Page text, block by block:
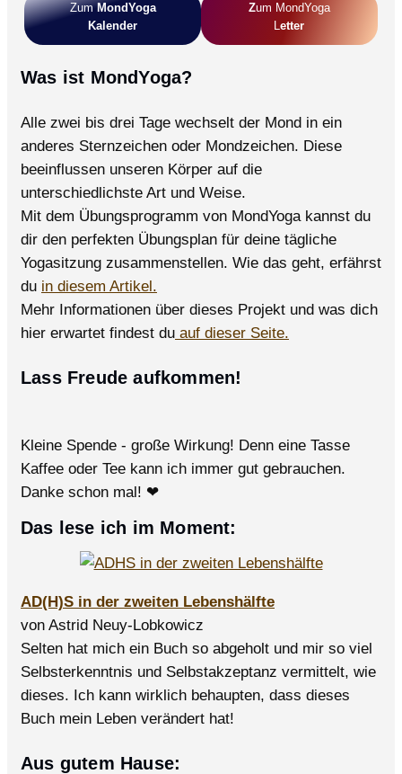
ZumMondYoga
Kalender
ZUm MondYoga
LEtter
Was ist MondYoga?
Alle zwei bis drei Tage wechselt der Mond in ein
anderes Sternzeichen oder Mondzeichen. Diese
beeinflussen unseren Körper auf die
unterschiedlichste Art und Weise.
Mit dem Übungsprogramm von MondYoga kannst du
dir den perfekten Übungsplan für deine tägliche
Yogasitzung zusammenstellen. Wie das geht, erfährst
du in diesem Artikel.
Mehr Informationen über dieses Projekt und was dich
hier erwartet findest du auf dieser Seite.
Lass Freude aufkommen!
Kleine Spende - große Wirkung! Denn eine Tasse
Kaffee oder Tee kann ich immer gut gebrauchen.
Danke schon mal! ❤
Das lese ich im Moment:
AD(H)S in der zweiten Lebenshälfte
von Astrid Neuy-Lobkowicz
Selten hat mich ein Buch so abgeholt und mir so viel
Selbsterkenntnis und Selbstakzeptanz vermittelt, wie
dieses. Ich kann wirklich behaupten, dass dieses
Buch mein Leben verändert hat!
Aus gutem Hause: